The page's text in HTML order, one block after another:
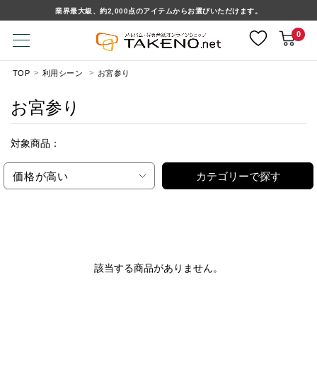
業界最大級、約2,000点のアイテムからお選びいただけます。
0
TOP 利用シーン お宮参り
お宮参り
対象商品：
価格が高い カテゴリーで探す
該当する商品がありません。